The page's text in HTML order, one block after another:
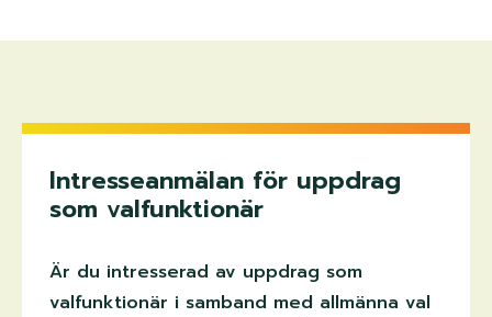
Intresseanmälan för uppdrag
som valfunktionär
Är du intresserad av uppdrag som
valfunktionär i samband med allmänna val